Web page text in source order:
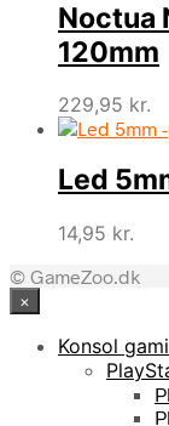
Noctua
120mm
229,95 kr.
Led
14,95 kr.
© GameZoo.dk
×
Konsol